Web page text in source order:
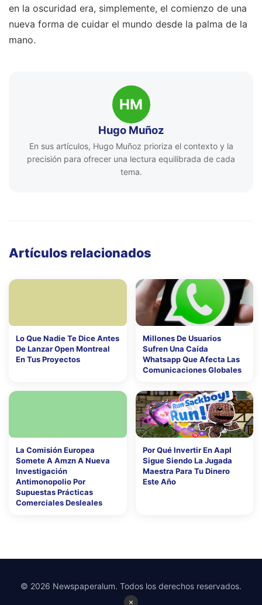
en la oscuridad era, simplemente, el comienzo de una
nueva forma de cuidar el mundo desde la palma de la
mano.
HM
Hugo Muñoz
En sus artículos, Hugo Muñoz prioriza el contexto y la
precisión para ofrecer una lectura equilibrada de cada
tema.
Artículos relacionados
Lo Que Nadie Te Dice Antes
De Lanzar Open Montreal
En Tus Proyectos
Millones De Usuarios
Sufren Una Caída
Whatsapp Que Afecta Las
Comunicaciones Globales
La Comisión Europea
Somete A Amzn A Nueva
Investigación
Antimonopolio Por
Supuestas Prácticas
Comerciales Desleales
Por Qué Invertir En Aapl
Sigue Siendo La Jugada
Maestra Para Tu Dinero
Este Año
×
© 2026 Newspaperalum. Todos los derechos reservados.